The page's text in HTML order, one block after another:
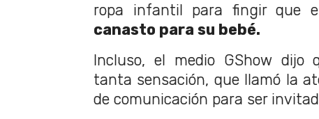
ropa infantil para fingir que
canasto para su bebé.
Incluso, el medio GShow dijo
tanta sensación, que llamó la
de comunicación para ser